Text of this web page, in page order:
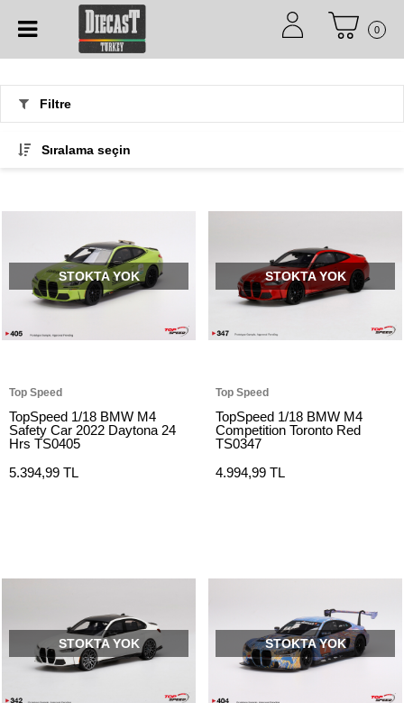
0
Filtre
Sıralama seçin
STOKTA YOK
Top Speed
TopSpeed 1/18 BMW M4
Safety Car 2022 Daytona 24
Hrs TS0405
5.394,99 TL
STOKTA YOK
Top Speed
TopSpeed 1/18 BMW M4
Competition Toronto Red
TS0347
4.994,99 TL
STOKTA YOK STOKTA YOK